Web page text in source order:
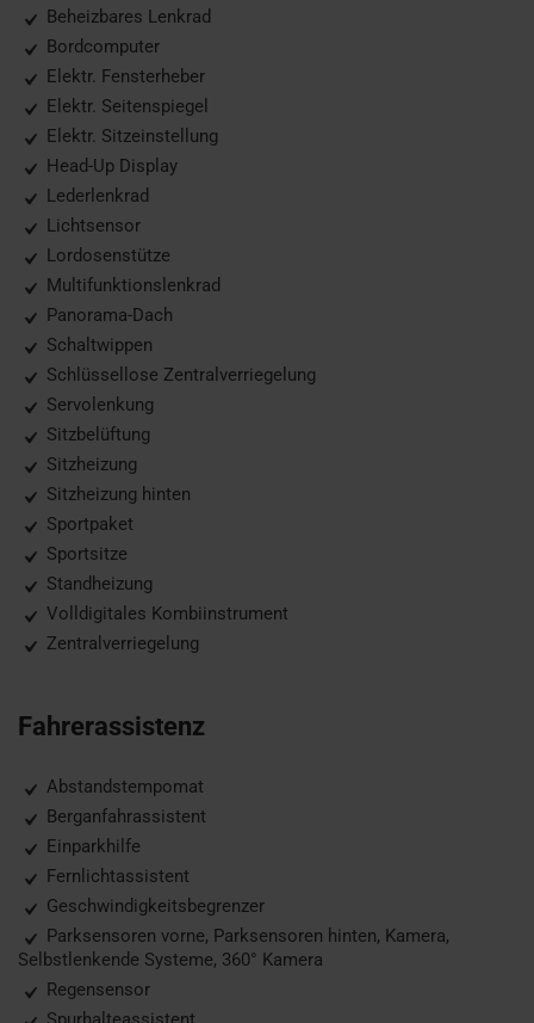
Beheizbares Lenkrad
Bordcomputer
Elektr. Fensterheber
Elektr. Seitenspiegel
Elektr. Sitzeinstellung
Head-Up Display
Lederlenkrad
Lichtsensor
Lordosenstütze
Multifunktionslenkrad
Panorama-Dach
Schaltwippen
Schlüssellose Zentralverriegelung
Servolenkung
Sitzbelüftung
Sitzheizung
Sitzheizung hinten
Sportpaket
Sportsitze
Standheizung
Volldigitales Kombiinstrument
Zentralverriegelung
Fahrerassistenz
Abstandstempomat
Berganfahrassistent
Einparkhilfe
Fernlichtassistent
Geschwindigkeitsbegrenzer
Parksensoren vorne, Parksensoren hinten, Kamera,
Selbstlenkende Systeme, 360° Kamera
Regensensor